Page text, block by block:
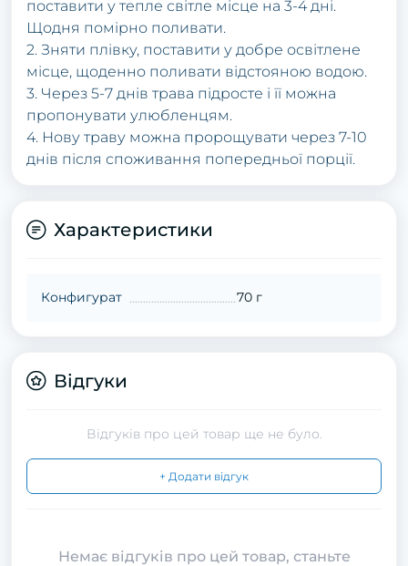
поставити у тепле світле місце на 3-4 дні.
Щодня помірно поливати.
2. Зняти плівку, поставити у добре освітлене
місце, щоденно поливати відстояною водою.
3. Через 5-7 днів трава підросте і її можна
пропонувати улюбленцям.
4. Нову траву можна пророщувати через 7-10
днів після споживання попередньої порції.
Характеристики
Конфигурат 70 г
Відгуки
Відгуків про цей товар ще не було.
+ Додати відгук
Немає відгуків про цей товар, станьте